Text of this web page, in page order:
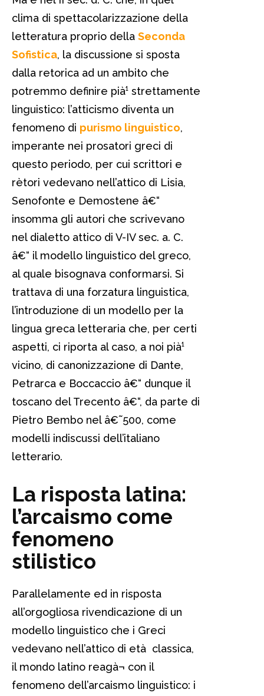
clima di spettacolarizzazione della
letteratura proprio della Seconda
Sofistica, la discussione si sposta
dalla retorica ad un ambito che
potremmo definire pià¹ strettamente
linguistico: l’atticismo diventa un
fenomeno di purismo linguistico,
imperante nei prosatori greci di
questo periodo, per cui scrittori e
rètori vedevano nell’attico di Lisia,
Senofonte e Demostene â€“
insomma gli autori che scrivevano
nel dialetto attico di V-IV sec. a. C.
â€“ il modello linguistico del greco,
al quale bisognava conformarsi. Si
trattava di una forzatura linguistica,
l’introduzione di un modello per la
lingua greca letteraria che, per certi
aspetti, ci riporta al caso, a noi pià¹
vicino, di canonizzazione di Dante,
Petrarca e Boccaccio â€“ dunque il
toscano del Trecento â€“, da parte di
Pietro Bembo nel â€˜500, come
modelli indiscussi dell’italiano
letterario.
La risposta latina:
l’arcaismo come
fenomeno
stilistico
Parallelamente ed in risposta
all’orgogliosa rivendicazione di un
modello linguistico che i Greci
vedevano nell’attico di età classica,
il mondo latino reagà¬ con il
fenomeno dell’arcaismo linguistico: i